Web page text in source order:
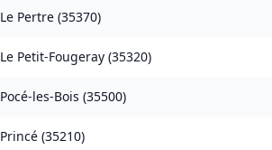
Le Pertre (35370)
Le Petit-Fougeray (35320)
Pocé-les-Bois (35500)
Princé (35210)